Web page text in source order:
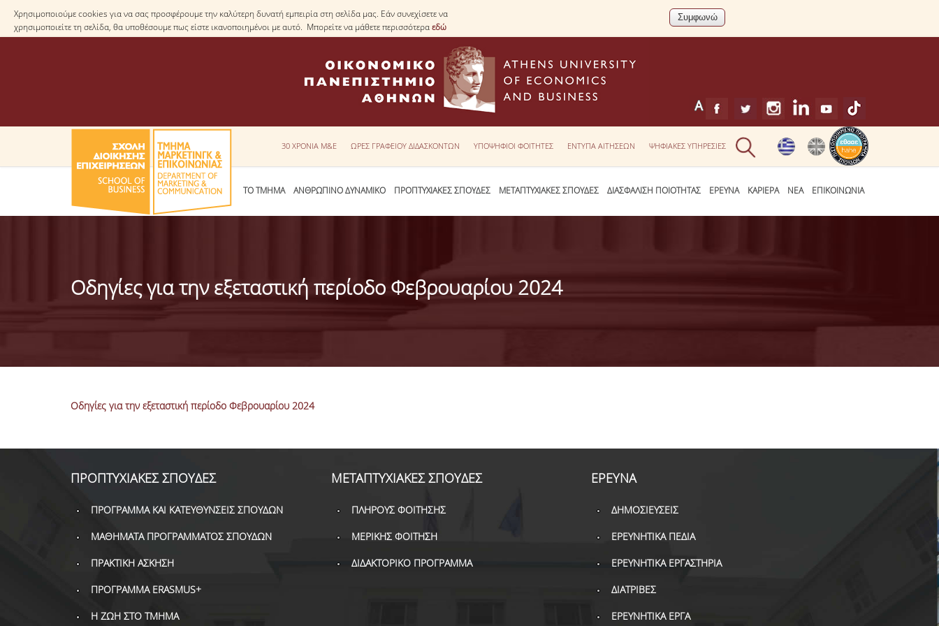
Χρησιμοποιούμε cookies για να σας προσφέρουμε την καλύτερη δυνατή εμπειρία στη σελίδα μας. Εάν συνεχίσετε να
χρησιμοποιείτε τη σελίδα, θα υποθέσουμε πως είστε ικανοποιημένοι με αυτό. Μπορείτε να μάθετε περισσότεραεδώ
30 ΧΡΟΝΙΑ Μ&Ε ΩΡΕΣ ΓΡΑΦΕΙΟΥ ΔΙΔΑΣΚΟΝΤΩΝ ΥΠΟΨΗΦΙΟΙ ΦΟΙΤΗΤΕΣ ΕΝΤΥΠΑ ΑΙΤΗΣΕΩΝ ΨΗΦΙΑΚΕΣ ΥΠΗΡΕΣΙΕΣ
ΤΟ ΤΜΗΜΑ ΑΝΘΡΩΠΙΝΟ ΔΥΝΑΜΙΚΟ ΠΡΟΠΤΥΧΙΑΚΕΣ ΣΠΟΥΔΕΣ ΜΕΤΑΠΤΥΧΙΑΚΕΣ ΣΠΟΥΔΕΣ ΔΙΑΣΦΑΛΙΣΗ ΠΟΙΟΤΗΤΑΣ ΕΡΕΥΝΑ ΚΑΡΙΕΡΑ ΝΕΑ ΕΠΙΚΟΙΝΩΝΙΑ
Οδηγίες για την εξεταστική περίοδο Φεβρουαρίου 2024
Οδηγίες για την εξεταστική περίοδο Φεβρουαρίου 2024
ΠΡΟΠΤΥΧΙΑΚΕΣ ΣΠΟΥΔΕΣ
ΠΡΟΓΡΑΜΜΑ ΚΑΙ ΚΑΤΕΥΘΥΝΣΕΙΣ ΣΠΟΥΔΩΝ
ΜΑΘΗΜΑΤΑ ΠΡΟΓΡΑΜΜΑΤΟΣ ΣΠΟΥΔΩΝ
ΠΡΑΚΤΙΚΗ ΑΣΚΗΣΗ
ΠΡΟΓΡΑΜΜΑ ERASMUS+
Η ΖΩΗ ΣΤΟ ΤΜΗΜΑ
ΜΕΤΑΠΤΥΧΙΑΚΕΣ ΣΠΟΥΔΕΣ
ΠΛΗΡΟΥΣ ΦΟΙΤΗΣΗΣ
ΜΕΡΙΚΗΣ ΦΟΙΤΗΣΗ
ΔΙΔΑΚΤΟΡΙΚΟ ΠΡΟΓΡΑΜΜΑ
ΕΡΕΥΝΑ
ΔΗΜΟΣΙΕΥΣΕΙΣ
ΕΡΕΥΝΗΤΙΚΑ ΠΕΔΙΑ
ΕΡΕΥΝΗΤΙΚΑ ΕΡΓΑΣΤΗΡΙΑ
ΔΙΑΤΡΙΒΕΣ
ΕΡΕΥΝΗΤΙΚΑ ΕΡΓΑ